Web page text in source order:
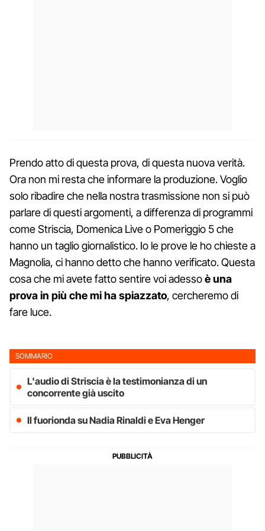
Prendo atto di questa prova, di questa nuova verità.
Ora non mi resta che informare la produzione. Voglio
solo ribadire che nella nostra trasmissione non si può
parlare di questi argomenti, a differenza di programmi
come Striscia, Domenica Live o Pomeriggio 5 che
hanno un taglio giornalistico. Io le prove le ho chieste a
Magnolia, ci hanno detto che hanno verificato. Questa
cosa che mi avete fatto sentire voi adessoè una
prova in più che mi ha spiazzato, cercheremo di
fare luce.
SOMMARIO
L'audio di Striscia è la testimonianza di un
concorrente già uscito
Il fuorionda su Nadia Rinaldi e Eva Henger